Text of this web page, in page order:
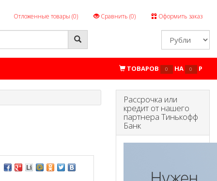
Отложенные товары (0) Сравнить (0) Оформить заказ
ТОВАРОВ 0 НА 0 P
Рассрочка или
кредит от нашего
партнера Тинькофф
Банк